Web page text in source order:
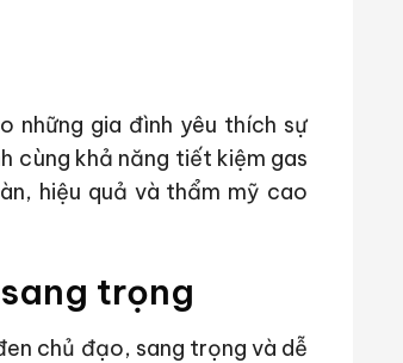
những gia đình yêu thích sự
cùng khả năng tiết kiệm gas
hiệu quả và thẩm mỹ cao
trọng
chủ đạo, sang trọng và dễ